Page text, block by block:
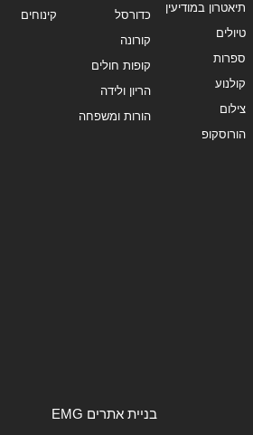
תיאטרון במודיעין
טיולים
ספרות
קולנוע
צילום
הורוסקופ
כדורסל
קורונה
קופות חולים
הריון ולידה
הורות ומשפחה
קינוחים
בניית אתרים EMG